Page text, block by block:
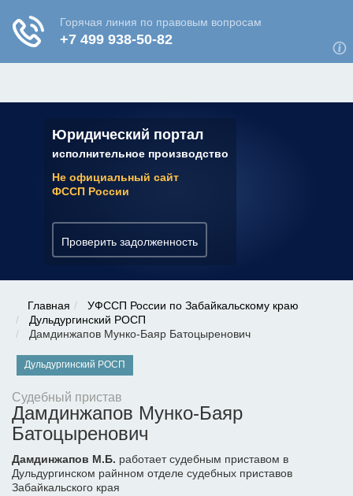
Юридический портал
исполнительное производство
Не официальный сайт
ФССП России
Проверить задолженность
✆ 7 (800) 350-22-64
Главная
УФССП России по Забайкальскому краю
Дульдургинский РОСП
Дамдинжапов Мунко-Баяр Батоцыренович
Дульдургинский РОСП
Судебный пристав
Дамдинжапов Мунко-Баяр
Батоцыренович
Дамдинжапов М.Б. работает судебным приставом в
Дульдургинском райнном отделе судебных приставов
Забайкальского края